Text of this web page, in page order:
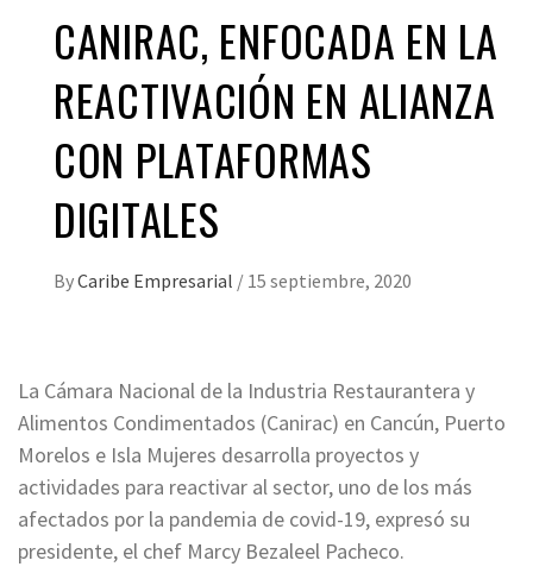
CANIRAC, ENFOCADA EN LA
REACTIVACIÓN EN ALIANZA
CON PLATAFORMAS
DIGITALES
ByCaribe Empresarial / 15 septiembre, 2020
La Cámara Nacional de la Industria Restaurantera y
Alimentos Condimentados (Canirac) en Cancún, Puerto
Morelos e Isla Mujeres desarrolla proyectos y
actividades para reactivar al sector, uno de los más
afectados por la pandemia de covid-19, expresó su
presidente, el chef Marcy Bezaleel Pacheco.